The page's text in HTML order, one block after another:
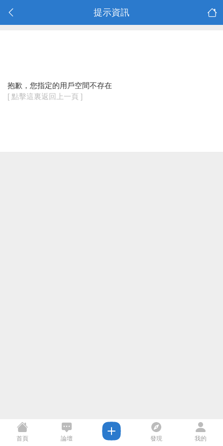
提示資訊
抱歉，您指定的用戶空間不存在
[ 點擊這裏返回上一頁 ]
首頁 論壇 發現 我的